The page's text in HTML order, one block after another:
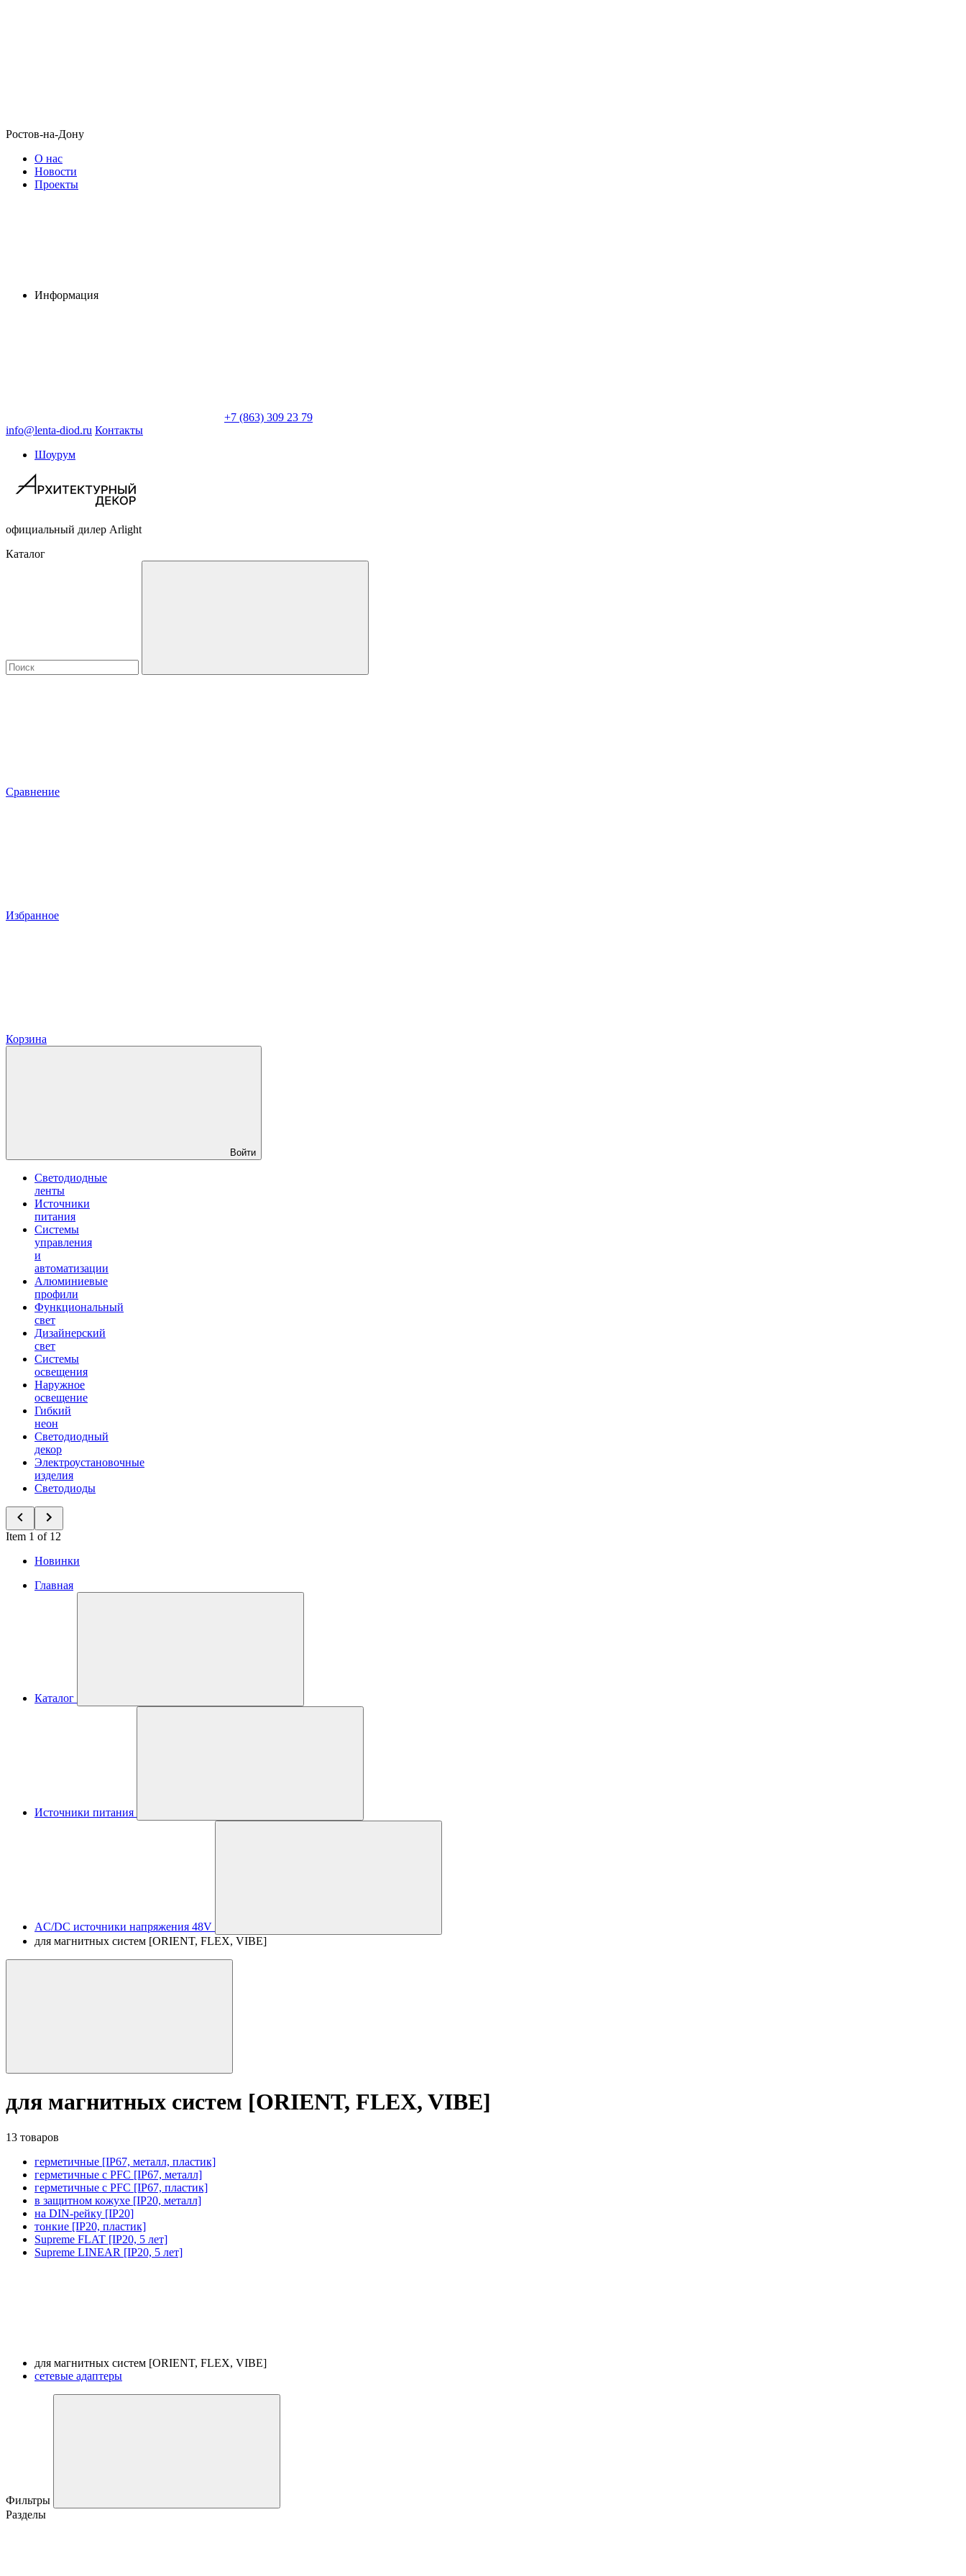
Ростов-на-Дону
О нас
Новости
Проекты
Информация
+7 (863) 309 23 79
info@lenta-diod.ru Контакты
Шоурум
официальный дилер Arlight
Каталог
Сравнение
Избранное
Корзина
Войти
Светодиодные
ленты
Источники
питания
Системы
управления
и
автоматизации
Алюминиевые
профили
Функциональный
свет
Дизайнерский
свет
Системы
освещения
Наружное
освещение
Гибкий
неон
Светодиодный
декор
Электроустановочные
изделия
Светодиоды
Item 1 of 12
Новинки
Главная
Каталог
Источники питания
AC/DC источники напряжения 48V
для магнитных систем [ORIENT, FLEX, VIBE]
для магнитных систем [ORIENT, FLEX, VIBE]
13 товаров
герметичные [IP67, металл, пластик]
герметичные с PFC [IP67, металл]
герметичные с PFC [IP67, пластик]
в защитном кожухе [IP20, металл]
на DIN-рейку [IP20]
тонкие [IP20, пластик]
Supreme FLAT [IP20, 5 лет]
Supreme LINEAR [IP20, 5 лет]
для магнитных систем [ORIENT, FLEX, VIBE]
сетевые адаптеры
Фильтры
Разделы